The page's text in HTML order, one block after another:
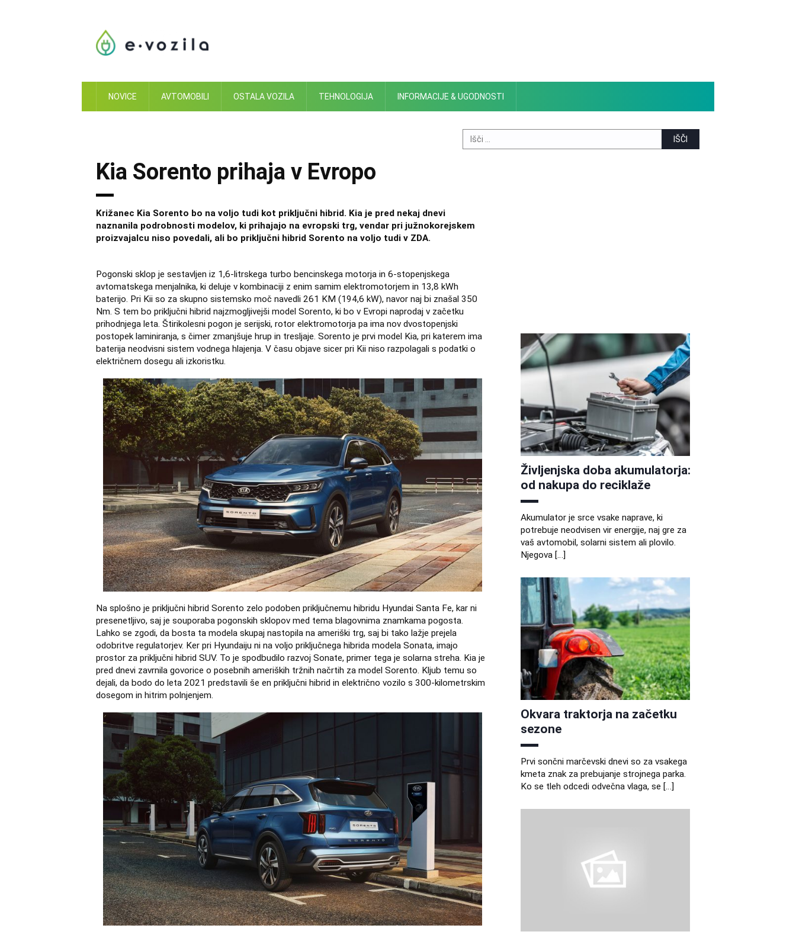
NOVICE AVTOMOBILI OSTALA VOZILA TEHNOLOGIJA INFORMACIJE & UGODNOSTI
Search
for:
Kia Sorento prihaja v Evropo
Križanec Kia Sorento bo na voljo tudi kot priključni hibrid. Kia je pred nekaj dnevi
naznanila podrobnosti modelov, ki prihajajo na evropski trg, vendar pri južnokorejskem
proizvajalcu niso povedali, ali bo priključni hibrid Sorento na voljo tudi v ZDA.
Pogonski sklop je sestavljen iz 1,6-litrskega turbo bencinskega motorja in 6-stopenjskega
avtomatskega menjalnika, ki deluje v kombinaciji z enim samim elektromotorjem in 13,8 kWh
baterijo. Pri Kii so za skupno sistemsko moč navedli 261 KM (194,6 kW), navor naj bi znašal 350
Nm. S tem bo priključni hibrid najzmogljivejši model Sorento, ki bo v Evropi naprodaj v začetku
prihodnjega leta. Štirikolesni pogon je serijski, rotor elektromotorja pa ima nov dvostopenjski
postopek laminiranja, s čimer zmanjšuje hrup in tresljaje. Sorento je prvi model Kia, pri katerem ima
baterija neodvisni sistem vodnega hlajenja. V času objave sicer pri Kii niso razpolagali s podatki o
električnem dosegu ali izkoristku.
Na splošno je priključni hibrid Sorento zelo podoben priključnemu hibridu Hyundai Santa Fe, kar ni
presenetljivo, saj je souporaba pogonskih sklopov med tema blagovnima znamkama pogosta.
Lahko se zgodi, da bosta ta modela skupaj nastopila na ameriški trg, saj bi tako lažje prejela
odobritve regulatorjev. Ker pri Hyundaiju ni na voljo priključnega hibrida modela Sonata, imajo
prostor za priključni hibrid SUV. To je spodbudilo razvoj Sonate, primer tega je solarna streha. Kia je
pred dnevi zavrnila govorice o posebnih ameriških tržnih načrtih za model Sorento. Kljub temu so
dejali, da bodo do leta 2021 predstavili še en priključni hibrid in električno vozilo s 300-kilometrskim
dosegom in hitrim polnjenjem.
Življenjska doba akumulatorja:
od nakupa do reciklaže
Akumulator je srce vsake naprave, ki
potrebuje neodvisen vir energije, naj gre za
vaš avtomobil, solarni sistem ali plovilo.
Njegova […]
Okvara traktorja na začetku
sezone
Prvi sončni marčevski dnevi so za vsakega
kmeta znak za prebujanje strojnega parka.
Ko se tleh odcedi odvečna vlaga, se […]